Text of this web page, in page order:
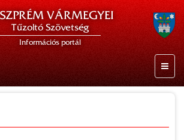
VÁRMEGYEI
Tűzoltó Szövetség
Információs portál